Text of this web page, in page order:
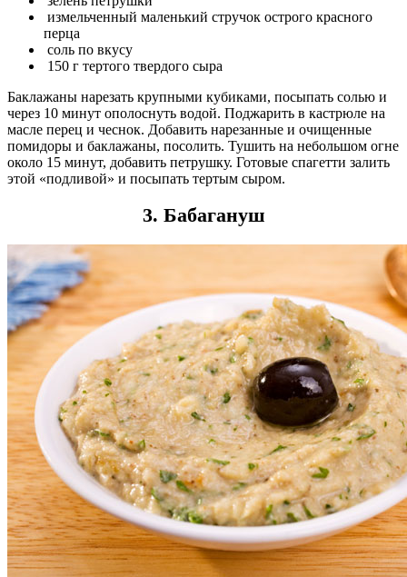
измельченный маленький стручок острого красного
перца
соль по вкусу
150 г тертого твердого сыра
Баклажаны нарезать крупными кубиками, посыпать солью и
через 10 минут ополоснуть водой. Поджарить в кастрюле на
масле перец и чеснок. Добавить нарезанные и очищенные
помидоры и баклажаны, посолить. Тушить на небольшом огне
около 15 минут, добавить петрушку. Готовые спагетти залить
этой «подливой» и посыпать тертым сыром.
3. Бабагануш